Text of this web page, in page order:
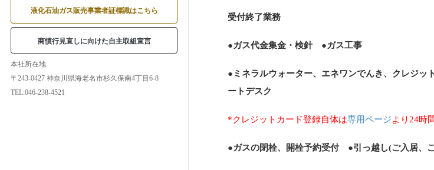
液化石油ガス販売事業者証標識はこちら
商慣行見直しに向けた自主取組宣言
本社所在地
〒243-0427 神奈川県海老名市杉久保南4丁目6-8
TEL:046-238-4521
受付終了業務
●ガス代金集金・検針 ●ガス工事
●ミネラルウォーター、エネワンでんき、クレジッ
ートデスク
*クレジットカード登録自体は専用ページより24時
●ガスの閉栓、開栓予約受付 ●引っ越し(ご入居、